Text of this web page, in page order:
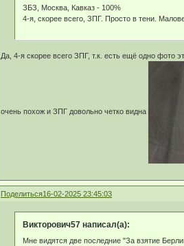
ЗБЗ, Москва, Кавказ - 100%
4-я, скорее всего, ЗПГ. Просто в тени.
Да, 4-я скорее всего ЗПГ, т.к. есть ещё одно фото
очень похож и ЗПГ довольно четко видна
Поделиться16-02-2025 23:45:03
Викторович57 написал(а):
Мне видятся две последние "За взятие